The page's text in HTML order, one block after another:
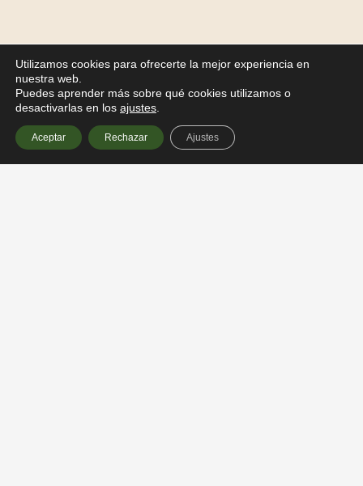
Utilizamos cookies para ofrecerte la mejor experiencia en
nuestra web.
Puedes aprender más sobre qué cookies utilizamos o
desactivarlas en los ajustes
Aceptar Rechazar Ajustes